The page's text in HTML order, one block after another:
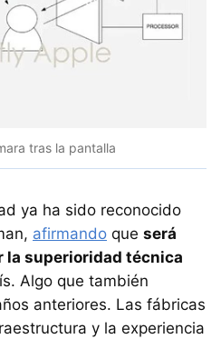
tras la pantalla
ya ha sido reconocido
afirmando que será
la superioridad técnica
Algo que también
anteriores. Las fábricas
y la experiencia